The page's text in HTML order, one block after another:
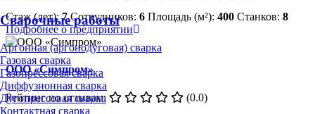
Сварочные работы
Аргонная (аргонодуговая) сварка
Газовая сварка
Газопрессовая сварка
Диффузионная сварка
Дугопрессовая сварка
Контактная сварка
Стаж (лет):7 Сотрудников: 6 Площадь (м²): 400 Станков: 8
Подробнее о предприятии
ООО «Симпром»
Рейтинг по отзывам: (0.0)